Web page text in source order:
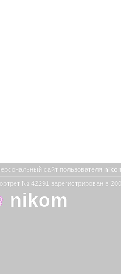
сайт пользователя
№ 42291 зарегистрирован в
nikom